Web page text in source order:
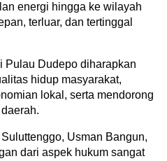
energi hingga ke wilayah
terluar, dan tertinggal
Pulau Dudepo diharapkan
hidup masyarakat,
lokal, serta mendorong
Usman Bangun,
dari aspek hukum sangat